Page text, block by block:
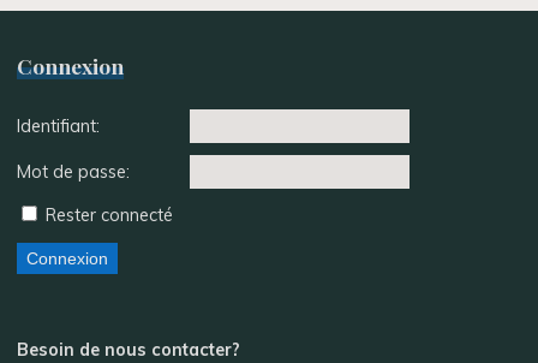
Connexion
Identifiant:
Mot de passe:
Rester connecté
Connexion
Besoin de nous contacter?